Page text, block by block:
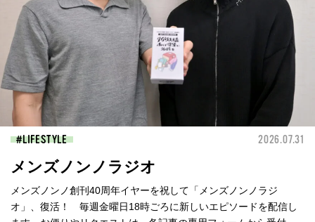
LIFESTYLE 2026.07.31
メンズノンノラジオ
メンズノンノ創刊40周年イヤーを祝して「メンズノンノラジ
オ」、復活！ 毎週金曜日18時ごろに新しいエピソードを配信し